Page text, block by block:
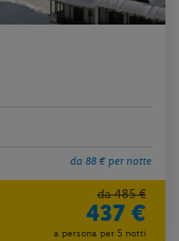
da 88 € per notte
da 485 €
437 €
a persona per 5 notti